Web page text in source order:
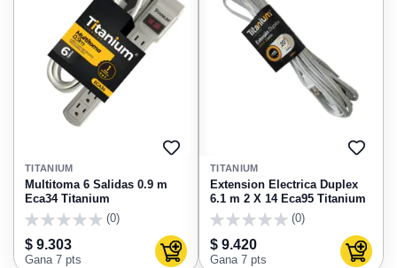
AGREGAR
FAVORITOS
TITANIUM
Multitoma 6 Salidas 0.9 m
Eca34 Titanium
(0)
$ 9.303
Gana 7 pts Agregar al carrito
TITANIUM
Extension Electrica Duplex
6.1 m 2 X 14 Eca95 Titanium
(0)
$ 9.420
Gana 7 pts